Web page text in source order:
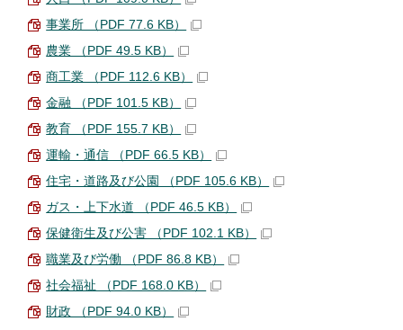
事業所 （PDF 77.6 KB）
農業 （PDF 49.5 KB）
商工業 （PDF 112.6 KB）
金融 （PDF 101.5 KB）
教育 （PDF 155.7 KB）
運輸・通信 （PDF 66.5 KB）
住宅・道路及び公園 （PDF 105.6 KB）
ガス・上下水道 （PDF 46.5 KB）
保健衛生及び公害 （PDF 102.1 KB）
職業及び労働 （PDF 86.8 KB）
社会福祉 （PDF 168.0 KB）
財政 （PDF 94.0 KB）